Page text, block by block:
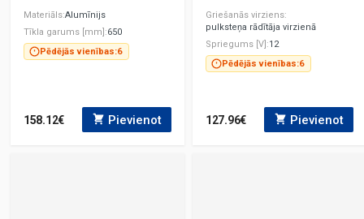
Materiāls Alumīnijs
Tīkla garums [mm] 650
Pēdējās vienības:6
158.12€ Pievienot
Griešanās virziens
pulksteņa rādītāja virzienā
Spriegums [V] 12
Pēdējās vienības:6
127.96€ Pievienot